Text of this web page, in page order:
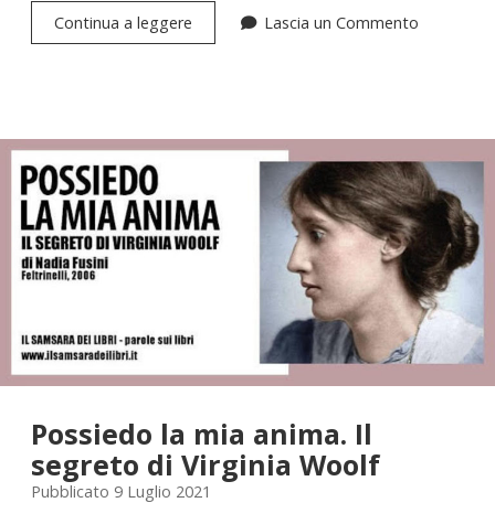
Continua a leggere
stanza
di
Lascia un Commento
Possiedo la mia anima. Il
segreto di Virginia Woolf
Pubblicato 9 Luglio 2021